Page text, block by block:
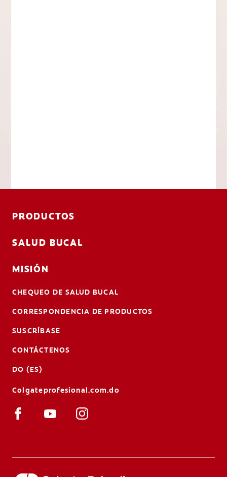
PRODUCTOS
SALUD BUCAL
MISIÓN
CHEQUEO DE SALUD BUCAL
CORRESPONDENCIA DE PRODUCTOS
SUSCRÍBASE
CONTÁCTENOS
DO (ES)
Colgateprofesional.com.do